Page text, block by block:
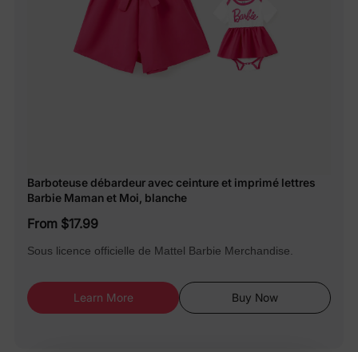
Barboteuse débardeur avec ceinture et imprimé lettres
Barbie Maman et Moi, blanche
From $17.99
Sous licence officielle de Mattel Barbie Merchandise.
Learn More Buy Now